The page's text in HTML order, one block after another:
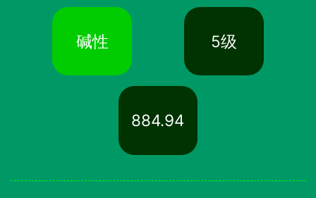
碱性 5级
884.94